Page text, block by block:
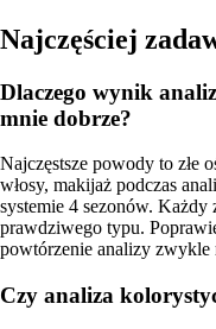
Najczęściej
Dlaczego wynik
mnie dobrze?
Najczęstsze powody to złe
włosy, makijaż podczas
systemie 4 sezonów.
prawdziwego typu.
powtórzenie analizy zwykle
Czy analiza